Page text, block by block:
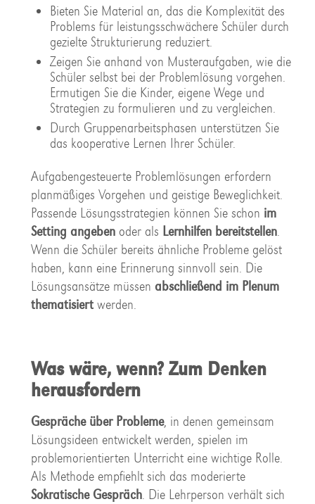
Bieten Sie Material an, das die Komplexität des
Problems für leistungsschwächere Schüler durch
gezielte Strukturierung reduziert.
Zeigen Sie anhand von Musteraufgaben, wie die
Schüler selbst bei der Problemlösung vorgehen.
Ermutigen Sie die Kinder, eigene Wege und
Strategien zu formulieren und zu vergleichen.
Durch Gruppenarbeitsphasen unterstützen Sie
das kooperative Lernen Ihrer Schüler.
Aufgabengesteuerte Problemlösungen erfordern
planmäßiges Vorgehen und geistige Beweglichkeit.
Passende Lösungsstrategien können Sie schon im
Setting angeben oder als Lernhilfen bereitstellen.
Wenn die Schüler bereits ähnliche Probleme gelöst
haben, kann eine Erinnerung sinnvoll sein. Die
Lösungsansätze müssen abschließend im Plenum
thematisiertwerden.
Was wäre, wenn? Zum Denken
herausfordern
Gespräche über Probleme, in denen gemeinsam
Lösungsideen entwickelt werden, spielen im
problemorientierten Unterricht eine wichtige Rolle.
Als Methode empfiehlt sich das moderierte
Sokratische Gespräch. Die Lehrperson verhält sich